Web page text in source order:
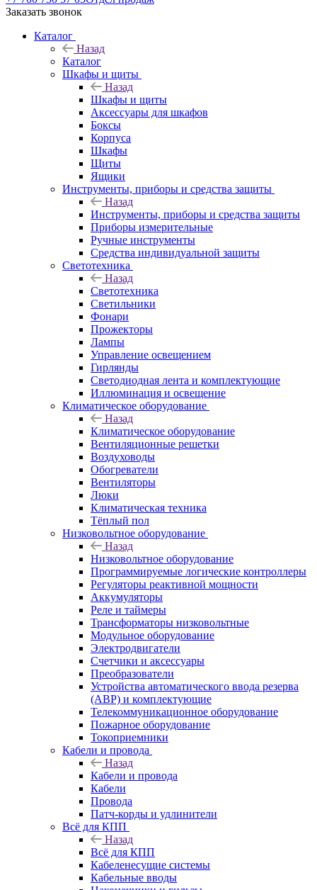
Заказать звонок
Каталог
Назад
Каталог
Шкафы и щиты
Назад
Шкафы и щиты
Аксессуары для шкафов
Боксы
Корпуса
Шкафы
Щиты
Ящики
Инструменты, приборы и средства защиты
Назад
Инструменты, приборы и средства защиты
Приборы измерительные
Ручные инструменты
Средства индивидуальной защиты
Светотехника
Назад
Светотехника
Светильники
Фонари
Прожекторы
Лампы
Управление освещением
Гирлянды
Светодиодная лента и комплектующие
Иллюминация и освещение
Климатическое оборудование
Назад
Климатическое оборудование
Вентиляционные решетки
Воздуховоды
Обогреватели
Вентиляторы
Люки
Климатическая техника
Тёплый пол
Низковольтное оборудование
Назад
Низковольтное оборудование
Программируемые логические контроллеры
Регуляторы реактивной мощности
Аккумуляторы
Реле и таймеры
Трансформаторы низковольтные
Модульное оборудование
Электродвигатели
Счетчики и аксессуары
Преобразователи
Устройства автоматического ввода резерва
(АВР) и комплектующие
Телекоммуникационное оборудование
Пожарное оборудование
Токоприемники
Кабели и провода
Назад
Кабели и провода
Кабели
Провода
Патч-корды и удлинители
Всё для КПП
Назад
Всё для КПП
Кабеленесущие системы
Кабельные вводы